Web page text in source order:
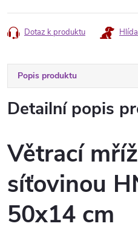
Dotaz k produktu
Popis produktu
Detailní popis
Větrací
síťovinou
50x14 cm